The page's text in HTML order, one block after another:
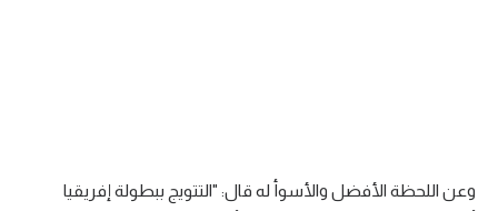
وعن اللحظة الأفضل والأسوأ له قال: "التتويج ببطولة إفريقيا